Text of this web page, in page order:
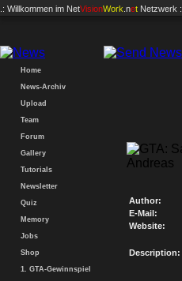
.: Willkommen im NetVisionWork .net Netzwerk :.
Home
News-Archiv
Upload
Team
Forum
Gallery
Tutorials
Newsletter
Quiz
Memory
Jobs
Shop
1. GTA-Gewinnspiel
Author:
E-Mail:
Website:
Description: